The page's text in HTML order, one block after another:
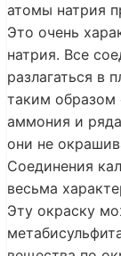
атомы натрия
Это очень
натрия. Все
разлагаться в
таким образом
аммония и
они не
Соединения
весьма
Эту окраску